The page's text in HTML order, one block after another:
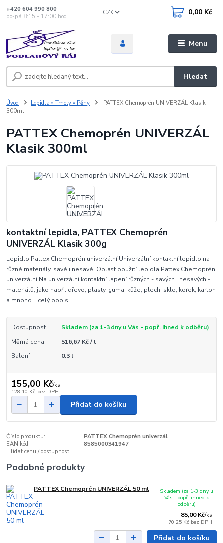
Menu
CZK
Hledat
+420 604 990 800
po-pá 8:15 - 17:00 hod
0,00 Kč
Úvod Lepidla » Tmely » Pěny
PATTEX Chemoprén UNIVERZÁL Klasik
300ml
PATTEX Chemoprén UNIVERZÁL
Klasik 300ml
kontaktní lepidla, PATTEX Chemoprén
UNIVERZÁL Klasik 300g
Lepidlo Pattex Chemoprén univerzální Univerzální kontaktní lepidlo na
různé materiály, savé i nesavé. Oblast použití lepidla Pattex Chemoprén
univerzální Na univerzální kontaktní lepení různých - savých i nesavých -
materiálů, jako např.: dřevo, plasty, guma, kůže, plech, sklo, korek, karton
a mnoho... celý popis
Dostupnost
Skladem (za 1-3 dny u Vás - popř. ihned k odběru)
Měrná cena
516,67 Kč / l
Balení
0.3 l
155,00 Kč/ks
128,10 Kč bez DPH
Přidat do košíku
Číslo produktu:
PATTEX Chemoprén univerzál
EAN kód:
8585000341947
Hlídat cenu / dostupnost
Podobné produkty
PATTEX Chemoprén UNIVERZÁL 50 ml
85,00 Kč/ks
70,25 Kč bez DPH
Skladem (za 1-3 dny u
Vás - popř. ihned k
odběru)
Přidat do košíku